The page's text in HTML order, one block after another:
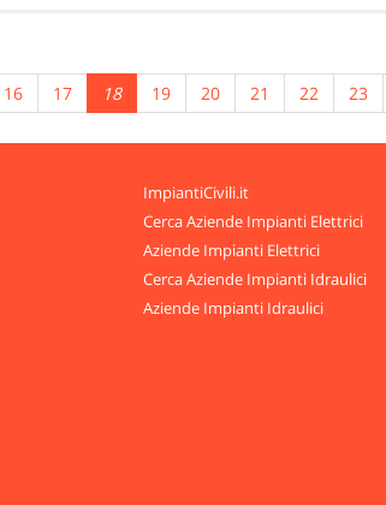
16 17 18 19 20 21 22 23
ImpiantiCivili.it
Cerca Aziende Impianti Elettrici
Aziende Impianti Elettrici
Cerca Aziende Impianti Idraulici
Aziende Impianti Idraulici